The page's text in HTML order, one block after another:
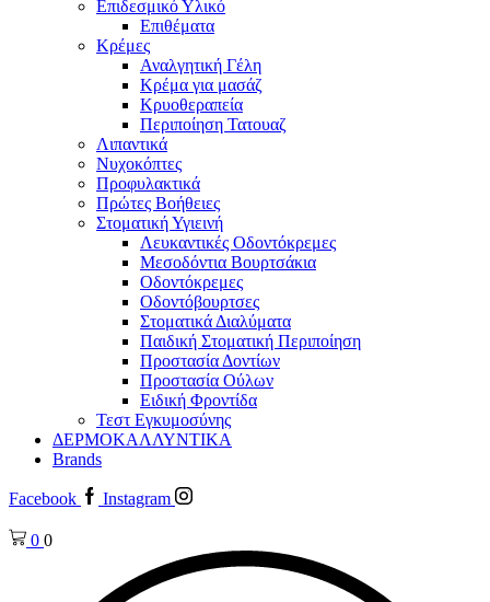
Επιδεσμικό Υλικό
Επιθέματα
Κρέμες
Αναλγητική Γέλη
Κρέμα για μασάζ
Κρυοθεραπεία
Περιποίηση Τατουαζ
Λιπαντικά
Νυχοκόπτες
Προφυλακτικά
Πρώτες Βοήθειες
Στοματική Υγιεινή
Λευκαντικές Οδοντόκρεμες
Μεσοδόντια Βουρτσάκια
Οδοντόκρεμες
Οδοντόβουρτσες
Στοματικά Διαλύματα
Παιδική Στοματική Περιποίηση
Προστασία Δοντίων
Προστασία Ούλων
Ειδική Φροντίδα
Τεστ Εγκυμοσύνης
ΔΕΡΜΟΚΑΛΛΥΝΤΙΚΑ
Brands
Facebook Instagram
0 0